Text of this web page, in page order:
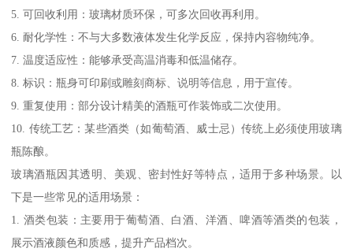
5. 可回收利用：玻璃材质环保，可多次回收再利用。
6. 耐化学性：不与大多数液体发生化学反应，保持内容物纯净。
7. 温度适应性：能够承受高温消毒和低温储存。
8. 标识：瓶身可印刷或雕刻商标、说明等信息，用于宣传。
9. 重复使用：部分设计精美的酒瓶可作装饰或二次使用。
10. 传统工艺：某些酒类（如葡萄酒、威士忌）传统上必须使用玻璃
瓶陈酿。
玻璃酒瓶因其透明、美观、密封性好等特点，适用于多种场景。以
下是一些常见的适用场景：
1. 酒类包装：主要用于葡萄酒、白酒、洋酒、啤酒等酒类的包装，
展示酒液颜色和质感，提升产品档次。